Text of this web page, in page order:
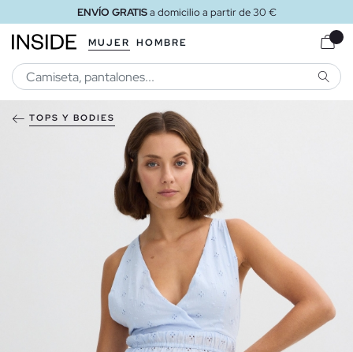
ENVÍO GRATISa domicilio a partir de 30 €
MUJER HOMBRE
TOPS Y BODIES